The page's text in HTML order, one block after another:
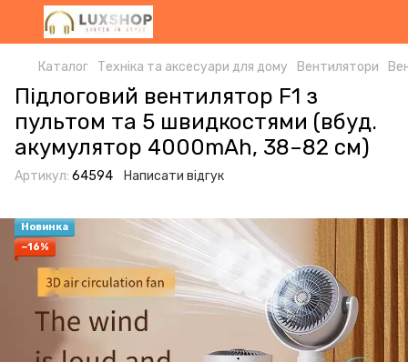
Каталог Техніка та аксесуари для дому Вентилятори
Підлоговий вентилятор F1 з
пультом та 5 швидкостями (вбуд.
акумулятор 4000mAh, 38–82 см)
Артикул: 64594 Написати відгук
Новинка
−16%